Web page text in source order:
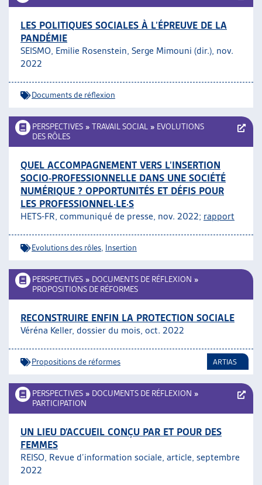
LES POLITIQUES SOCIALES À L’ÉPREUVE DE LA
PANDÉMIE
SEISMO, Emilie Rosenstein, Serge Mimouni (dir.), nov.
2022
Documents de réflexion
PERSPECTIVES » TRAVAIL SOCIAL » EVOLUTIONS
DES RÔLES
QUEL ACCOMPAGNEMENT VERS L’INSERTION
SOCIO-PROFESSIONNELLE DANS UNE SOCIÉTÉ
NUMÉRIQUE ? OPPORTUNITÉS ET DÉFIS POUR
LES PROFESSIONNEL·LE·S
HETS-FR, communiqué de presse, nov. 2022; rapport
Evolutions des rôles Insertion
PERSPECTIVES » DOCUMENTS DE RÉFLEXION »
PROPOSITIONS DE RÉFORMES
RECONSTRUIRE ENFIN LA PROTECTION SOCIALE
Véréna Keller, dossier du mois, oct. 2022
Propositions de réformes ARTIAS
PERSPECTIVES » DOCUMENTS DE RÉFLEXION »
PARTICIPATION
UN LIEU D’ACCUEIL CONÇU PAR ET POUR DES
FEMMES
REISO, Revue d’information sociale, article, septembre
2022